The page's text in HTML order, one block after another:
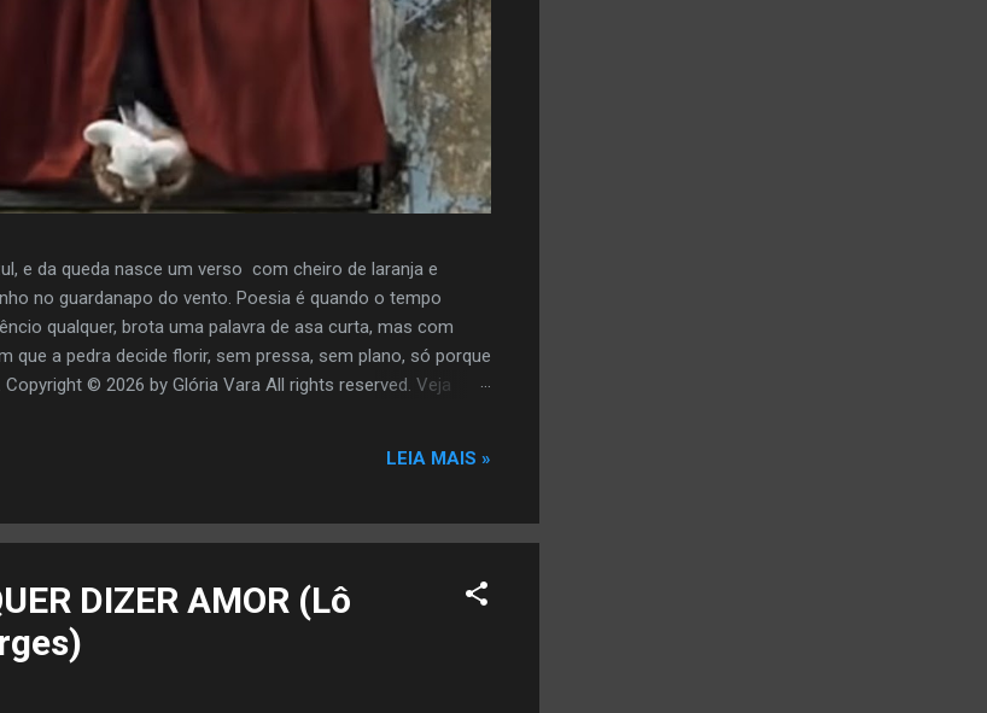
e da queda nasce um verso com cheiro de laranja e
no guardanapo do vento. Poesia é quando o tempo
qualquer, brota uma palavra de asa curta, mas com
que a pedra decide florir, sem pressa, sem plano, só porque
© 2026 by Glória Vara All rights reserved. Veja
LEIA MAIS »
DIZER AMOR (Lô